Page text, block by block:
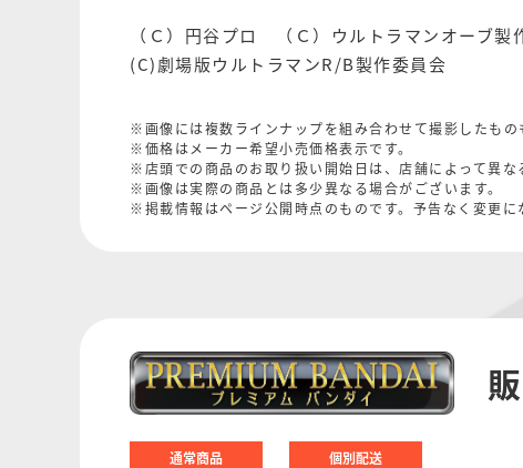
（Ｃ）円谷プロ （Ｃ）ウルトラマンオーブ製
(C)劇場版ウルトラマンR/B製作委員会
※画像には複数ラインナップを組み合わせて撮影したもの
※価格はメーカー希望小売価格表示です。
※店頭での商品のお取り扱い開始日は、店舗によって異な
※画像は実際の商品とは多少異なる場合がございます。
※掲載情報はページ公開時点のものです。予告なく変更に
通常商品 個別配送